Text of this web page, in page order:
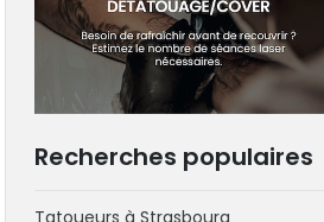
Recherches populaires